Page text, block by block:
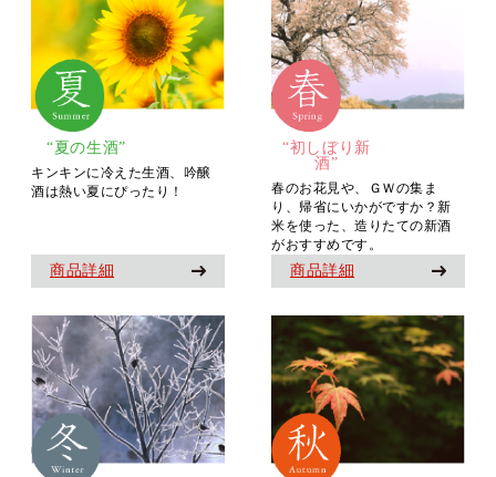
“初しぼり新
酒”
春のお花見や、ＧＷの集ま
り、帰省にいかがですか？新
米を使った、造りたての新酒
がおすすめです。
商品詳細
“夏の生酒”
キンキンに冷えた生酒、吟醸
酒は熱い夏にぴったり！
商品詳細